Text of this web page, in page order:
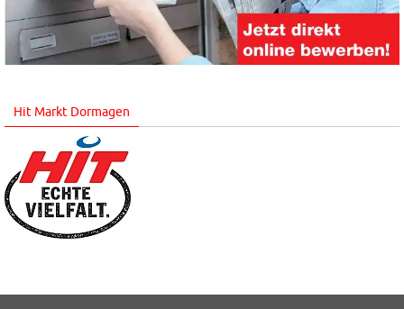
Hit Markt Dormagen